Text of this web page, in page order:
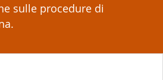
sulle procedure di